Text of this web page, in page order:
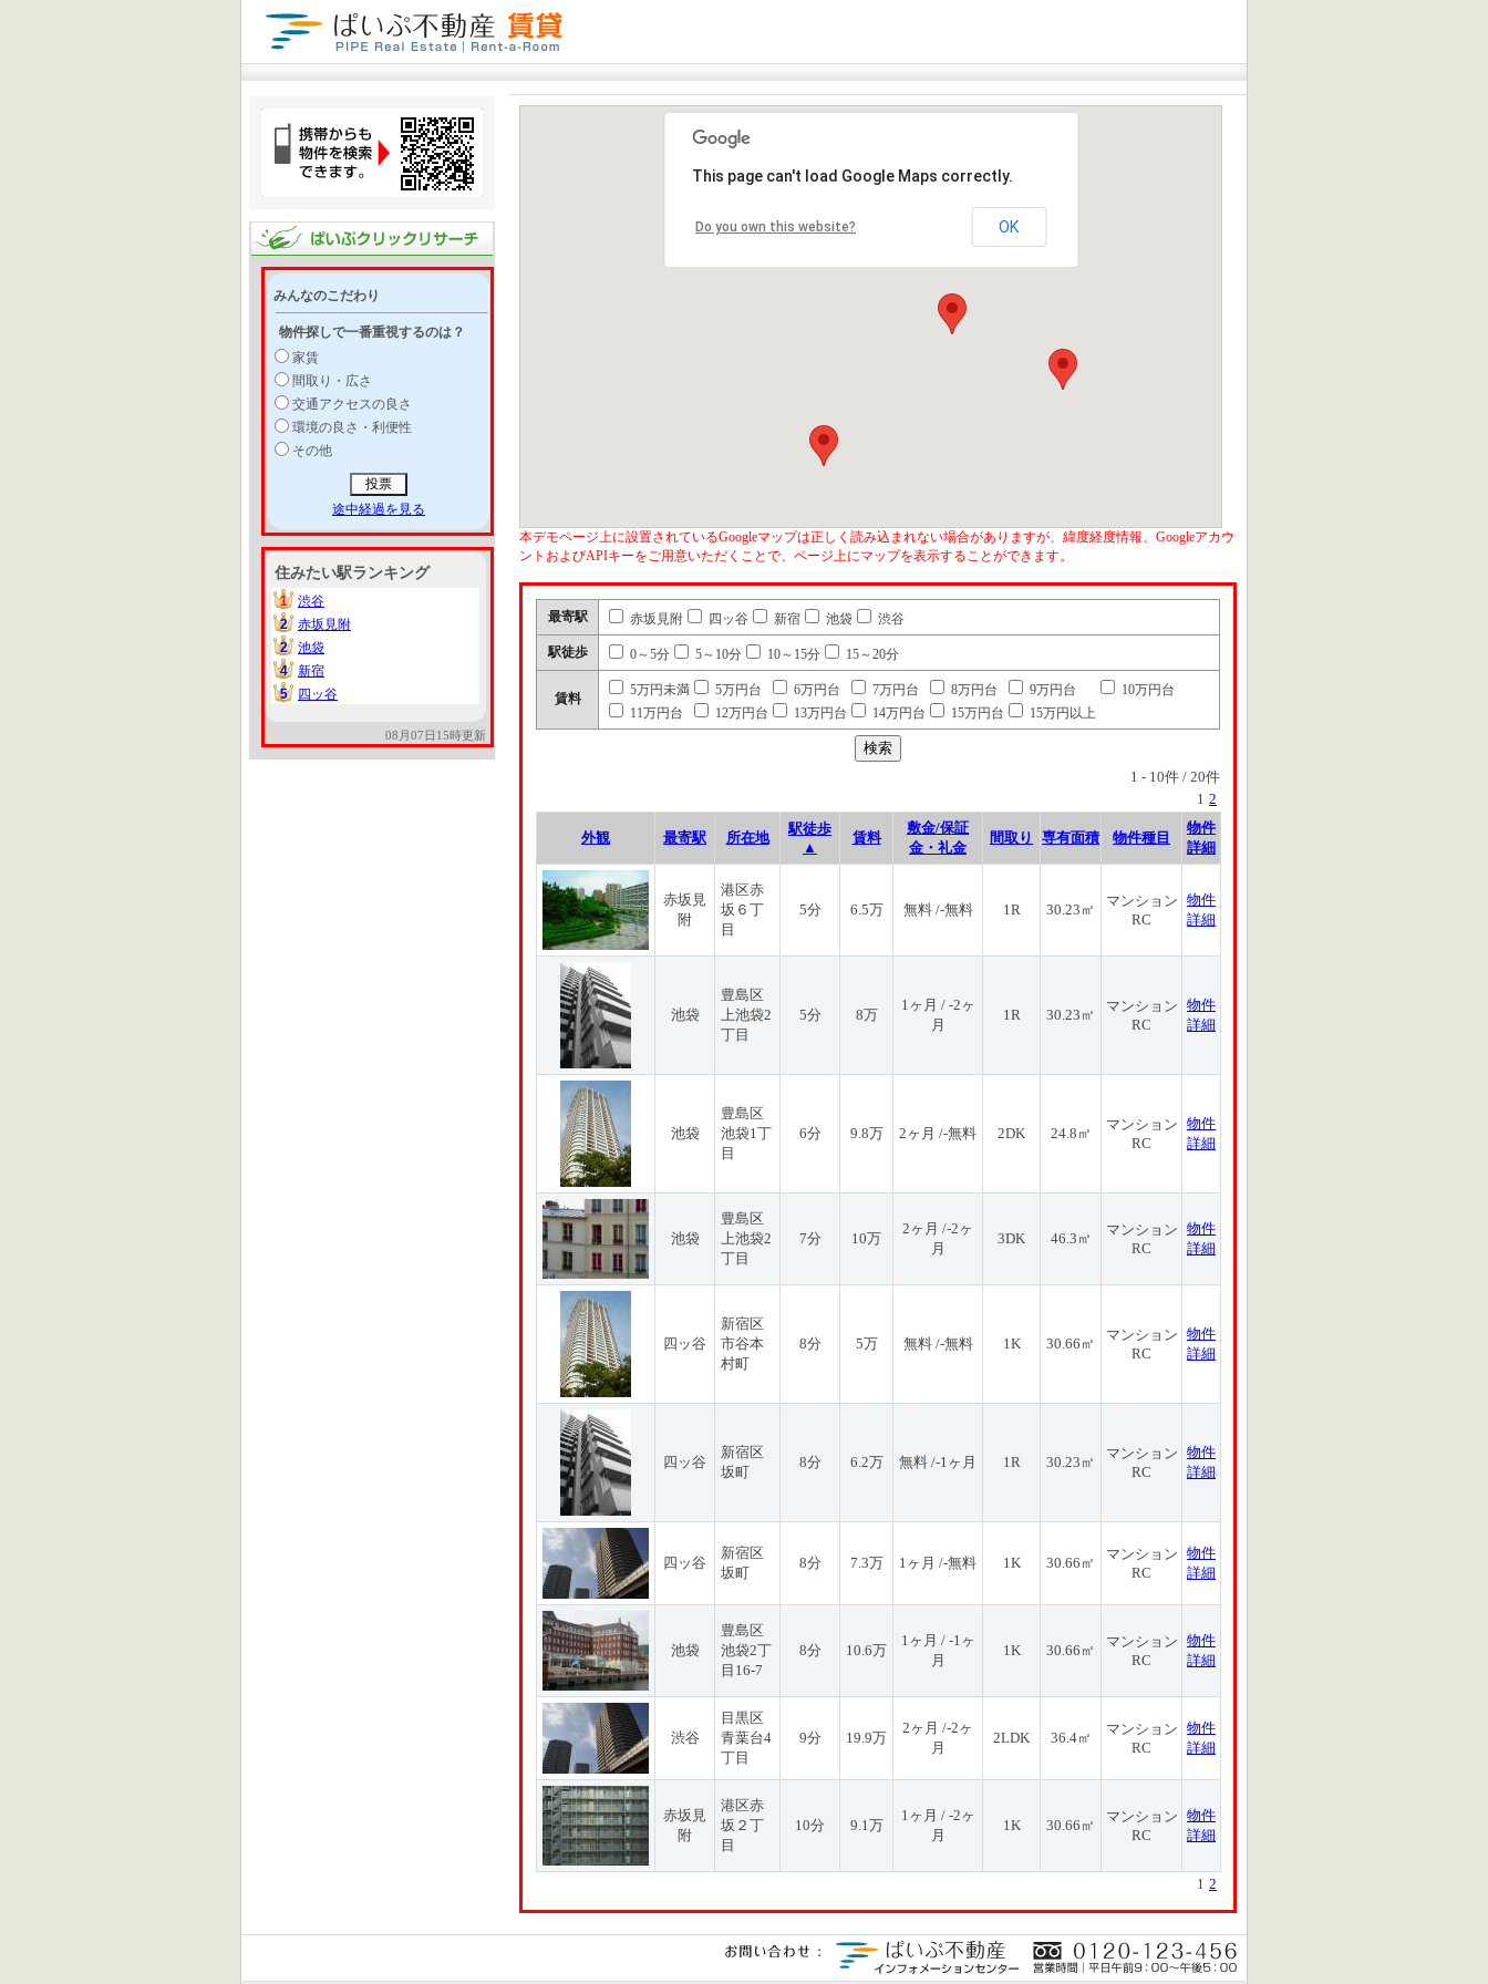
みんなのこだわり
物件探しで一番重視するのは？
家賃
間取り・広さ
交通アクセスの良さ
環境の良さ・利便性
その他
途中経過を見る
住みたい駅ランキング
1
1
渋谷
2
2
赤坂見附
2
2
池袋
4
4
新宿
5
5 四ッ谷
08月07日15時更新
This page can't load Google Maps correctly.
Do you own this website? OK
本デモページ上に設置されているGoogleマップは正しく読み込まれない場合がありますが、緯度経度情報、Googleアカウ
ントおよびAPIキーをご用意いただくことで、ページ上にマップを表示することができます。
最寄駅 赤坂見附 四ッ谷 新宿 池袋 渋谷
駅徒歩 0～5分 5～10分 10～15分 15～20分
賃料
5万円未満 5万円台 6万円台 7万円台 8万円台 9万円台
10万円台
11万円台
12万円台 13万円台 14万円台 15万円台 15万円以上
1 - 10件 / 20件
1 2
外観 最寄駅 所在地
駅徒歩
▲
賃料
敷金/保証
金・礼金
間取り 専有面積 物件種目
物件
詳細
赤坂見
附
港区赤
坂６丁
目
5分 6.5万 無料 /-無料 1R 30.23㎡
マンション
RC
物件
詳細
池袋
豊島区
上池袋2
丁目
5分 8万
1ヶ月 / -2ヶ
月
1R 30.23㎡
マンション
RC
物件
詳細
池袋
豊島区
池袋1丁
目
6分 9.8万 2ヶ月 /-無料 2DK 24.8㎡
マンション
RC
物件
詳細
池袋
豊島区
上池袋2
丁目
7分 10万
2ヶ月 /-2ヶ
月
3DK 46.3㎡
マンション
RC
物件
詳細
四ッ谷
新宿区
市谷本
村町
8分 5万 無料 /-無料 1K 30.66㎡
マンション
RC
物件
詳細
四ッ谷
新宿区
坂町
8分 6.2万 無料 /-1ヶ月 1R 30.23㎡
マンション
RC
物件
詳細
四ッ谷
新宿区
坂町
8分 7.3万 1ヶ月 /-無料 1K 30.66㎡
マンション
RC
物件
詳細
池袋
豊島区
池袋2丁
目16-7
8分 10.6万
1ヶ月 / -1ヶ
月
1K 30.66㎡
マンション
RC
物件
詳細
渋谷
目黒区
青葉台4
丁目
9分 19.9万
2ヶ月 /-2ヶ
月
2LDK 36.4㎡
マンション
RC
物件
詳細
赤坂見
附
港区赤
坂２丁
目
10分 9.1万
1ヶ月 / -2ヶ
月
1K 30.66㎡
マンション
RC
物件
詳細
1 2